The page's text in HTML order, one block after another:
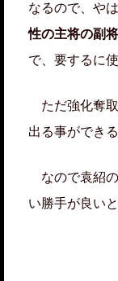
なるので、や
性の主将の副
で、要するに
ただ強化奪取
出る事ができる
なので袁紹
い勝手が良い